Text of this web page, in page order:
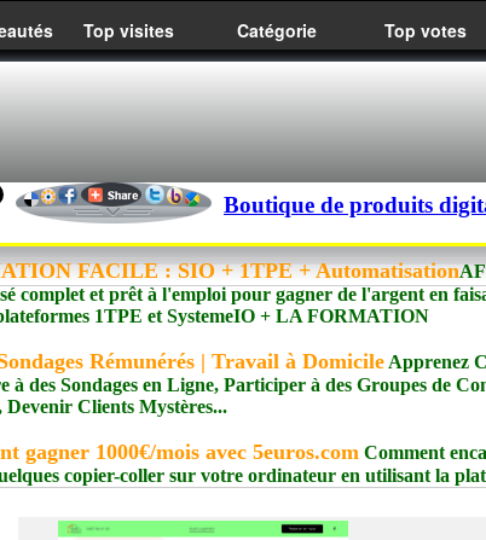
Top visites Catégorie Top votes
Boutique de produits
FACILE : SIO + 1TPE + Automatisation
complet et prêt à l'emploi pour gagner de l'argent en
1TPE et SystemeIO + LA FORMATION
Rémunérés | Travail à Domicile Apprenez
à des Sondages en Ligne, Participer à des Groupes de
Devenir Clients Mystères...
gagner 1000€/mois avec 5euros.com Comment
copier-coller sur votre ordinateur en utilisant la